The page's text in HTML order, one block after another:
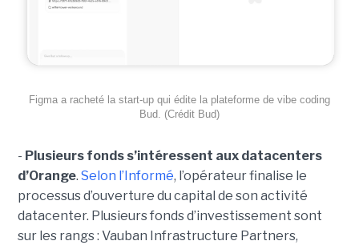
Figma a racheté la start-up qui édite la plateforme de vibe coding
Bud. (Crédit Bud)
- Plusieurs fonds s’intéressent aux datacenters
d’Orange. Selon l’Informé, l’opérateur finalise le
processus d’ouverture du capital de son activité
datacenter. Plusieurs fonds d’investissement sont
sur les rangs : Vauban Infrastructure Partners,